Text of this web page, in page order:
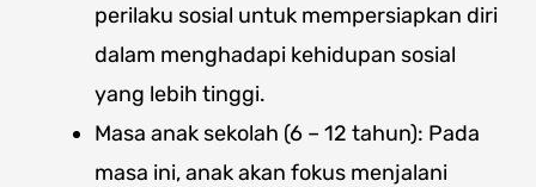
perilaku sosial untuk mempersiapkan diri
dalam menghadapi kehidupan sosial
yang lebih tinggi.
Masa anak sekolah (6 – 12 tahun): Pada
masa ini, anak akan fokus menjalani